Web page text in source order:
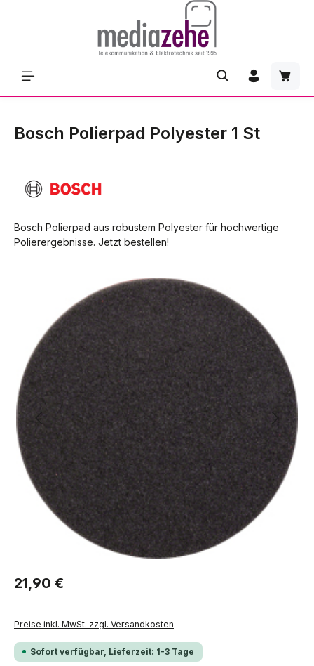
Bosch Polierpad Polyester 1 St
Bosch Polierpad aus robustem Polyester für hochwertige
Polierergebnisse. Jetzt bestellen!
Bildergalerie überspringen
Regulärer Preis:
21,90 €
Preise inkl. MwSt. zzgl. Versandkosten
Sofort verfügbar, Lieferzeit: 1-3 Tage